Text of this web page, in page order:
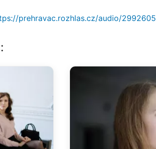
prehravac.rozhlas.cz/audio/2992605